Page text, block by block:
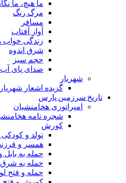
ما هیچ، ما
مرگ رنگ
مسافر
آواز آفتاب
زندگی خواب
شرق اندوه
حجم سبز
صدای پای آب
شهریار
گزیده اشعار شهریار
تاریخ سرزمین پارس
امپراتوری هخامنشیان
شجره نامه
کورش
تولد و
همسر و
حمله به
حمله به
حمله و فتح